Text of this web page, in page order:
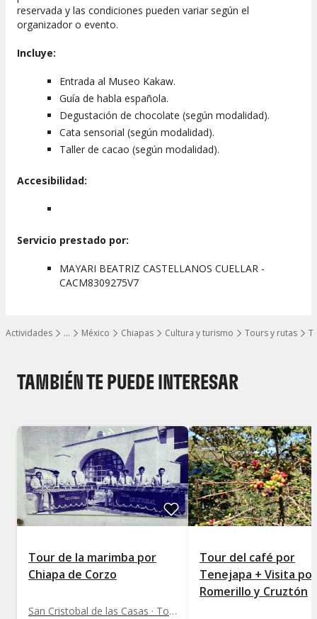
…
Mostrar todos los niveles
Actividades México Chiapas Cultura y turismo Tours y rutas
Horarios: esta actividad se efectúa a las 12:30, 15:00 y 17:30
reservada y las condiciones pueden variar según el
organizador o evento.
Incluye:
Entrada al Museo Kakaw.
Guía de habla española.
Degustación de chocolate (según modalidad).
Cata sensorial (según modalidad).
Taller de cacao (según modalidad).
Accesibilidad:
Servicio prestado por:
MAYARI BEATRIZ CASTELLANOS CUELLAR -
CACM8309275V7
TAMBIÉN TE PUEDE INTERESAR
Tour de la marimba por
Chiapa de Corzo
San Cristobal de las Casas · Tours y rutas
Tour del café por
Tenejapa + Visita por
Romerillo y Cruztón